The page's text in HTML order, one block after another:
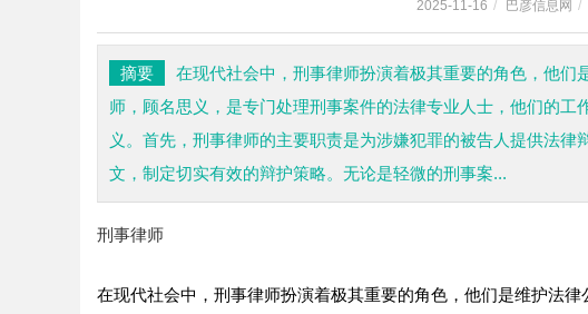
2025-11-16 / 巴彦信息网 /
摘要
在现代社会中，刑事律师扮演着极其重要的角色，他
师，顾名思义，是专门处理刑事案件的法律专业人士，他们的
义。首先，刑事律师的主要职责是为涉嫌犯罪的被告人提供法
文，制定切实有效的辩护策略。无论是轻微的刑事案...
刑事律师
在现代社会中，刑事律师扮演着极其重要的角色，他们是维护法